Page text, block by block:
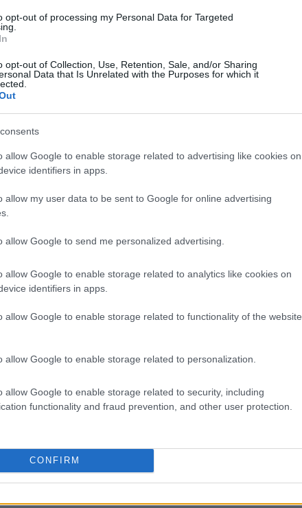
opt-out of processing my Personal Data for Targeted
opt-out of Collection, Use, Retention, Sale, and/or Sharing
Data that Is Unrelated with the Purposes for which it
allow Google to enable storage related to advertising like cookies on
identifiers in apps.
allow my user data to be sent to Google for online advertising
allow Google to send me personalized advertising.
allow Google to enable storage related to analytics like cookies on
identifiers in apps.
allow Google to enable storage related to functionality of the website
allow Google to enable storage related to personalization.
allow Google to enable storage related to security, including
functionality and fraud prevention, and other user protection.
CONFIRM
o limiti di potenza.
strumenti, metrica
stanza 23 ±1 °C, umidità 40–60%, mini
Annotare firmware, versione
Scollegare periferiche non essenziali. Usare
muro e un fonometro classe 2 posto a 50 cm,
HWiNFOo equivalente con logging 1 s,
registrare: potenza media e di picco,
sostenuto, dBA ponderati A, e
durata minima: 10 minuti per stress
Ripetere 3 volte, scartare outlier >5% e